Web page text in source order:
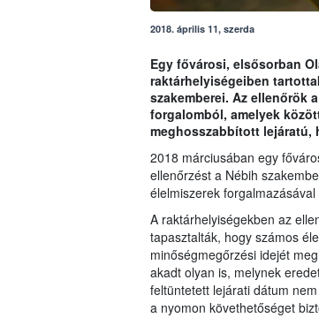
2018. április 11, szerda
Egy fővárosi, elsősorban
raktárhelyiségeiben
szakemberei. Az ellenőrök
forgalomból, amelyek
meghosszabbított lejáratú,
2018 márciusában egy
ellenőrzést a Nébih
élelmiszerek
A raktárhelyiségekben az
tapasztalták, hogy számos
minőségmegőrzési idejét
akadt olyan is, melynek
feltüntetett lejárati dátum
a nyomon követhetőséget